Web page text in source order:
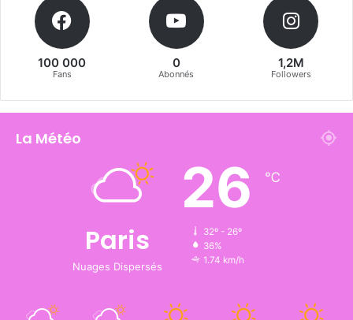
100 000
Fans
0
Abonnés
1,2M
Followers
La Météo
Paris
Nuages Dispersés
26 ℃
32º - 26º
36%
1.74 km/h